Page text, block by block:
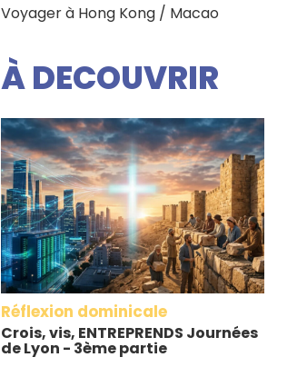
Voyager à Hong Kong / Macao
À DECOUVRIR
Réflexion dominicale
Crois, vis, ENTREPRENDS Journées
de Lyon - 3ème partie